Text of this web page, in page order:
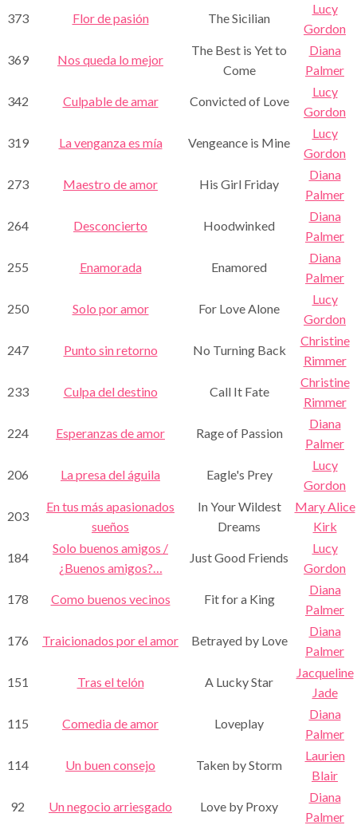
373 Flor de pasión The Sicilian
Lucy
Gordon
369 Nos queda lo mejor
The Best is Yet to
Come
Diana
Palmer
342 Culpable de amar Convicted of Love
Lucy
Gordon
319 La venganza es mía Vengeance is Mine
Lucy
Gordon
273 Maestro de amor His Girl Friday
Diana
Palmer
264 Desconcierto Hoodwinked
Diana
Palmer
255 Enamorada Enamored
Diana
Palmer
250 Solo por amor For Love Alone
Lucy
Gordon
247 Punto sin retorno No Turning Back
Christine
Rimmer
233 Culpa del destino Call It Fate
Christine
Rimmer
224 Esperanzas de amor Rage of Passion
Diana
Palmer
206 La presa del águila Eagle's Prey
Lucy
Gordon
203
En tus más apasionados
sueños
In Your Wildest
Dreams
Mary Alice
Kirk
184
Solo buenos amigos /
¿Buenos amigos?…
Just Good Friends
Lucy
Gordon
178 Como buenos vecinos Fit for a King
Diana
Palmer
176 Traicionados por el amor Betrayed by Love
Diana
Palmer
151 Tras el telón A Lucky Star
Jacqueline
Jade
115 Comedia de amor Loveplay
Diana
Palmer
114 Un buen consejo Taken by Storm
Laurien
Blair
92 Un negocio arriesgado Love by Proxy
Diana
Palmer